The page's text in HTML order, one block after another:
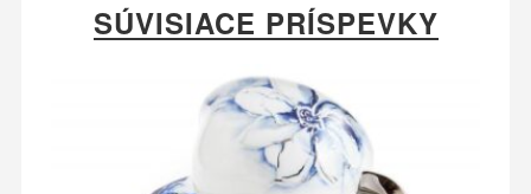
SÚVISIACE PRÍSPEVKY